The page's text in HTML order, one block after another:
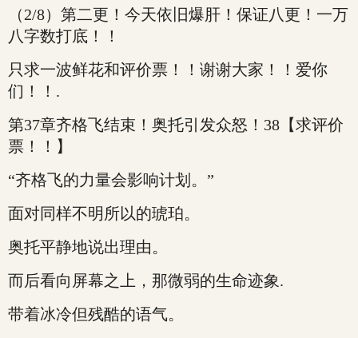
（2/8）第二更！今天依旧爆肝！保证八更！一万
八字数打底！！
只求一波鲜花和评价票！！谢谢大家！！爱你
们！！.
第37章齐格飞结束！奥托引发众怒！38【求评价
票！！】
“齐格飞的力量会影响计划。”
面对同样不明所以的琥珀。
奥托平静地说出理由。
而后看向屏幕之上，那微弱的生命迹象.
带着冰冷但残酷的语气。